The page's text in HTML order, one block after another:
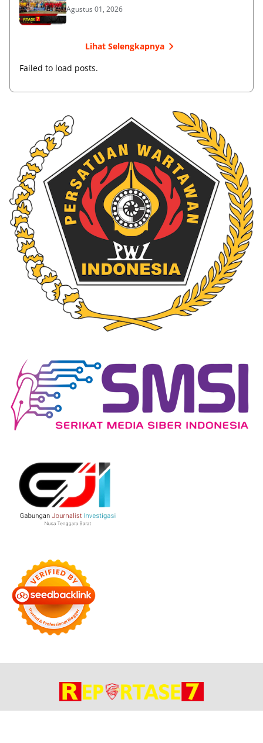
Agustus 01, 2026
Lihat Selengkapnya
Failed to load posts.